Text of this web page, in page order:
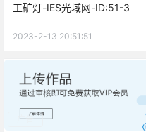
工矿灯-IES光域网-ID:51-3
2023-2-13 20:51:51
广告